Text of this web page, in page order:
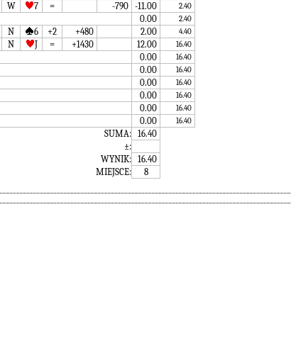
W 7 = -790 -11.00 2.40
0.00 2.40
N 6 +2 +480 2.00 4.40
N J = +1430 12.00 16.40
0.00 16.40
0.00 16.40
0.00 16.40
0.00 16.40
0.00 16.40
0.00 16.40
SUMA: 16.40
±:
WYNIK: 16.40
MIEJSCE:
8